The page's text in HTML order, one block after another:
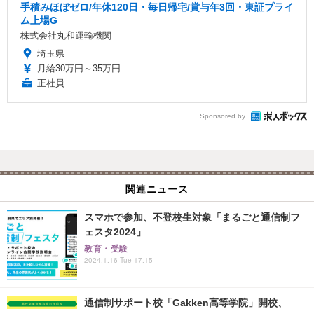
手積みほぼゼロ/年休120日・毎日帰宅/賞与年3回・東証プライ
ム上場G
株式会社丸和運輸機関
埼玉県
月給30万円～35万円
正社員
Sponsored by
関連ニュース
スマホで参加、不登校生対象「まるごと通信制フ
ェスタ2024」
教育・受験
2024.1.16 Tue 17:15
通信制サポート校「Gakken高等学院」開校、